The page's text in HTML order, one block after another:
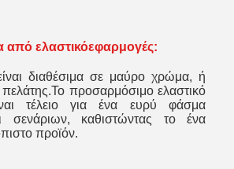
από ελαστικόεφαρμογές:
διαθέσιμα σε μαύρο χρώμα, ή
προσαρμόσιμο ελαστικό
τέλειο για ένα ευρύ φάσμα
σενάριων, καθιστώντας το ένα
προϊόν.